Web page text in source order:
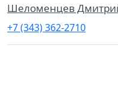
Шеломенцев
+7 (343) 362-2710